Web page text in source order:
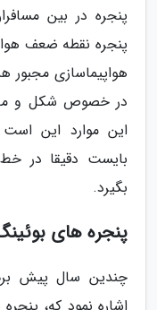
پنجره در بین
پنجره نقطه ضعف
هواپیماسازی مجبور
در خصوص شکل و
این موارد این
بایست دقیقا در
بگیرد.
پنجره های بوئینگ
چندین سال پیش